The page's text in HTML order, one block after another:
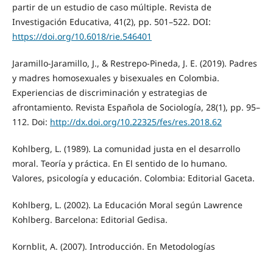
partir de un estudio de caso múltiple. Revista de
Investigación Educativa, 41(2), pp. 501–522. DOI:
https://doi.org/10.6018/rie.546401
Jaramillo-Jaramillo, J., & Restrepo-Pineda, J. E. (2019). Padres
y madres homosexuales y bisexuales en Colombia.
Experiencias de discriminación y estrategias de
afrontamiento. Revista Española de Sociología, 28(1), pp. 95–
112. Doi: http://dx.doi.org/10.22325/fes/res.2018.62
Kohlberg, L. (1989). La comunidad justa en el desarrollo
moral. Teoría y práctica. En El sentido de lo humano.
Valores, psicología y educación. Colombia: Editorial Gaceta.
Kohlberg, L. (2002). La Educación Moral según Lawrence
Kohlberg. Barcelona: Editorial Gedisa.
Kornblit, A. (2007). Introducción. En Metodologías